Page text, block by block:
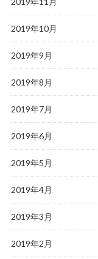
2019年10月
2019年9月
2019年8月
2019年7月
2019年6月
2019年5月
2019年4月
2019年3月
2019年2月